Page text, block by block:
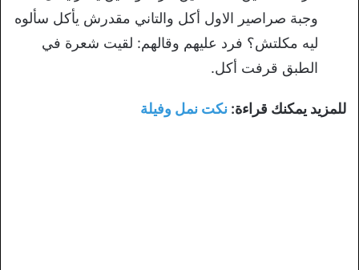
وجبة صراصير الاول أكل والتاني مقدرش يأكل سألوه
ليه مكلتش؟ فرد عليهم وقالهم: لقيت شعرة في
الطبق قرفت أكل.
للمزيد يمكنك قراءة: نكت نمل وفيلة